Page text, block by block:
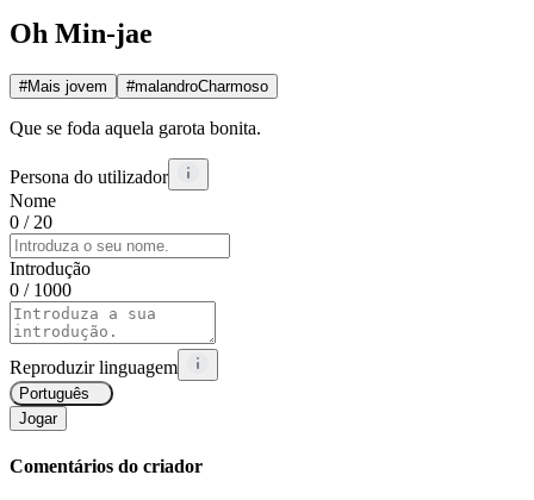
Oh Min-jae
#Mais jovem #malandroCharmoso
Que se foda aquela garota bonita.
Persona do utilizador
Nome
0 / 20
Introdução
0 / 1000
Reproduzir linguagem
Português
Jogar
Comentários do criador